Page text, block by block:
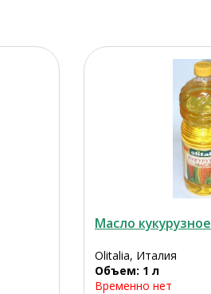
Масло кукурузное
Olitalia, Италия
Объем: 1 л
Временно нет